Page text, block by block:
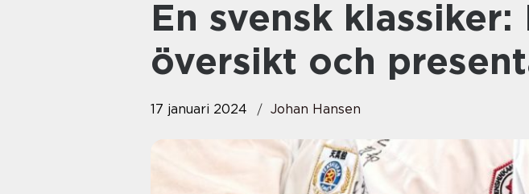
En svensk klassiker: En grundlig
översikt och
17 januari 2024 Johan Hansen